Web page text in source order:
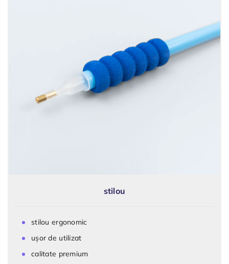
stilou
stilou ergonomic
ușor de utilizat
calitate premium